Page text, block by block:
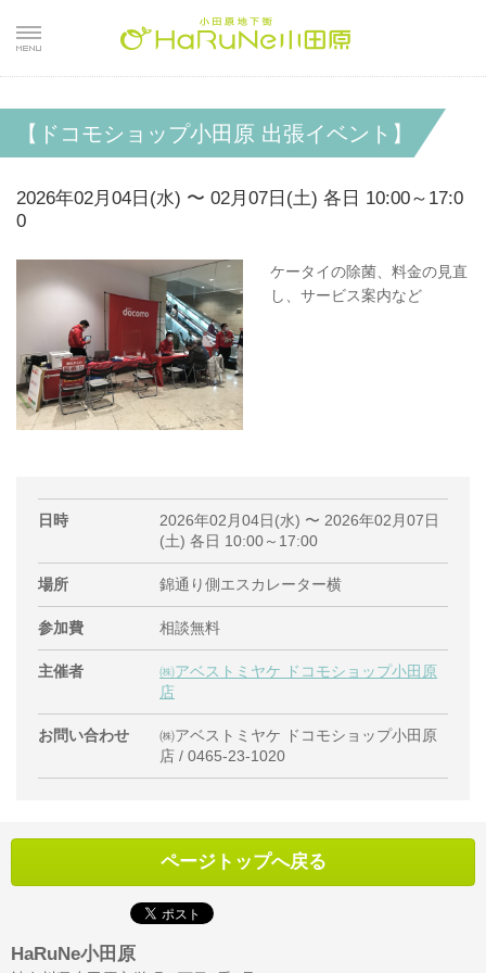
【ドコモショップ小田原 出張イベント】
2026年02月04日(水) 〜 02月07日(土) 各日 10:00～17:0
0
ケータイの除菌、料金の見直
し、サービス案内など
日時
2026年02月04日(水) 〜 2026年02月07日
(土) 各日 10:00～17:00
場所 錦通り側エスカレーター横
参加費 相談無料
主催者
㈱アベストミヤケ ドコモショップ小田原
店
お問い合わせ
㈱アベストミヤケ ドコモショップ小田原
店 / 0465-23-1020
ページトップへ戻る
HaRuNe小田原